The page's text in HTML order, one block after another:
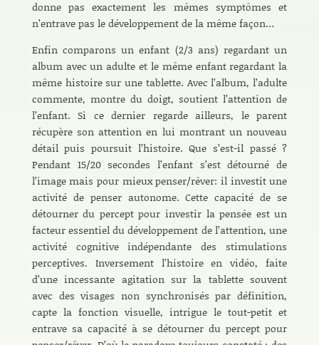
donne pas exactement les mêmes symptômes et
n’entrave pas le développement de la même façon…
Enfin comparons un enfant (2/3 ans) regardant un
album avec un adulte et le même enfant regardant la
même histoire sur une tablette. Avec l’album, l’adulte
commente, montre du doigt, soutient l’attention de
l’enfant. Si ce dernier regarde ailleurs, le parent
récupère son attention en lui montrant un nouveau
détail puis poursuit l’histoire. Que s’est-il passé ?
Pendant 15/20 secondes l’enfant s’est détourné de
l’image mais pour mieux penser/rêver: il investit une
activité de penser autonome. Cette capacité de se
détourner du percept pour investir la pensée est un
facteur essentiel du développement de l’attention, une
activité cognitive indépendante des stimulations
perceptives. Inversement l’histoire en vidéo, faite
d’une incessante agitation sur la tablette souvent
avec des visages non synchronisés par définition,
capte la fonction visuelle, intrigue le tout-petit et
entrave sa capacité à se détourner du percept pour